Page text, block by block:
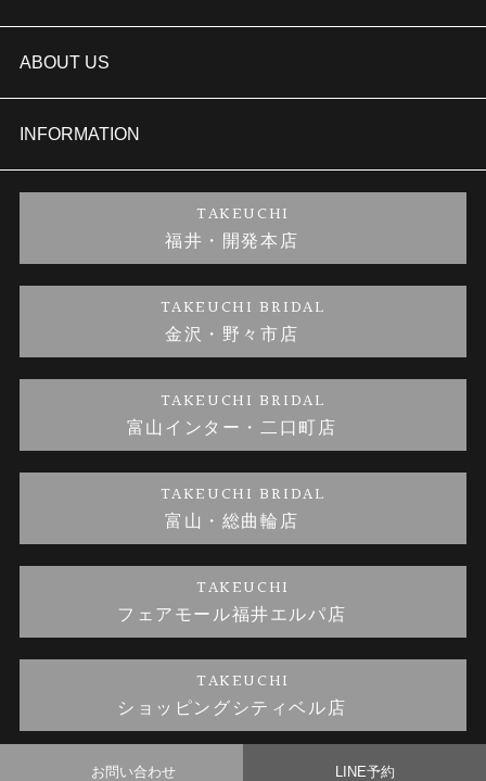
お問い合わせ LINE予約
結婚指輪
セットリング
婚約ネックレス
金・プラチナのお取引
TAKEUCHI BRIDAL金沢本店情報
商品一覧
ブランドリスト
金澤指輪工房｜手作りペアリング
金澤指輪工房｜手作り結婚指輪 and 婚約指輪
金澤指輪工房｜手作り婚約指輪プロポーズプラン
ABOUT US
会社概要
お客様の声
INFORMATION
プライバシーポリシー
TAKEUCHI
福井・開発本店
TAKEUCHI BRIDAL
金沢・野々市店
TAKEUCHI BRIDAL
富山インター・二口町店
TAKEUCHI BRIDAL
富山・総曲輪店
TAKEUCHI
フェアモール福井エルパ店
TAKEUCHI
ショッピングシティベル店
© TAKEUCHI BRIDAL All Rights Reserved.